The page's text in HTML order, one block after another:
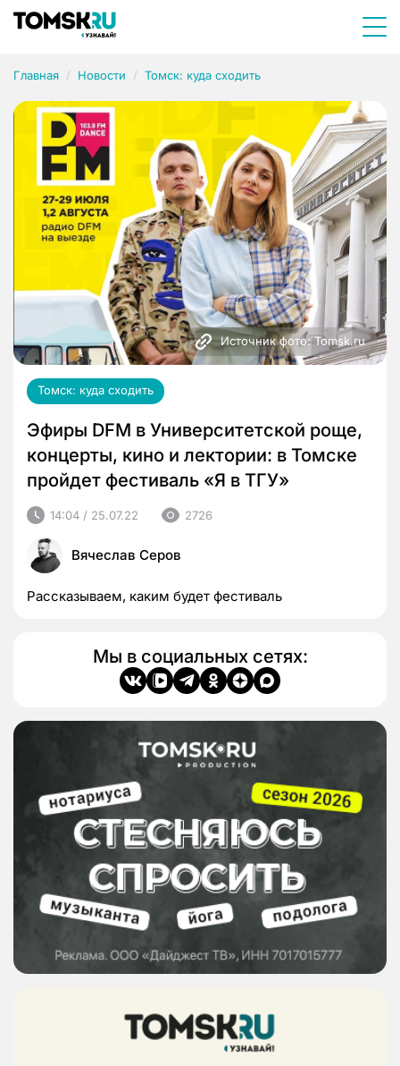
Главная Новости Томск: куда сходить
Источник фото: Tomsk.ru
Томск: куда сходить
Эфиры DFM в Университетской роще,
концерты, кино и лектории: в Томске
пройдет фестиваль «Я в ТГУ»
14:04 / 25.07.22 2726
Вячеслав Серов
Рассказываем, каким будет фестиваль
Мы в социальных сетях: